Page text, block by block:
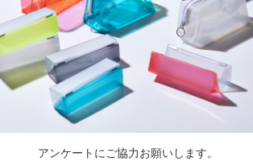
アンケートにご協力お願いします。